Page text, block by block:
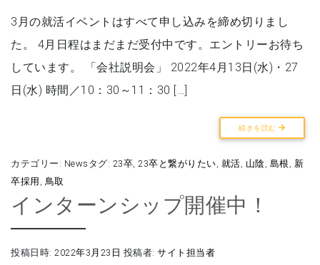
3月の就活イベントはすべて申し込みを締め切りまし
た。 4月日程はまだまだ受付中です。エントリーお待ち
しています。 「会社説明会」 2022年4月13日(水)・27
日(水) 時間／10：30～11：30 […]
続きを読む
カテゴリー: Newsタグ: 23卒, 23卒と繋がりたい, 就活, 山陰, 島根, 新
卒採用, 鳥取
インターンシップ開催中！
投稿日時: 2022年3月23日 投稿者: サイト担当者